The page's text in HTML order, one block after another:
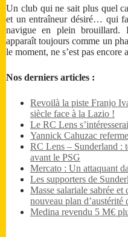
Un club qui ne sait plus quel
et un entraîneur désiré… qui
navigue en plein brouillard.
apparaît toujours comme un
le moment, ne s’est pas encore
Nos derniers articles :
Revoilà la piste Franjo
siècle face à la Lazio !
Le RC Lens
Yannick Cahuzac
RC Lens – Sunderland :
avant le PSG
Mercato : Un attaquant
Les supporters de
Masse salariale sabrée
nouveau plan d’austérité
Medina revendu 5 M€